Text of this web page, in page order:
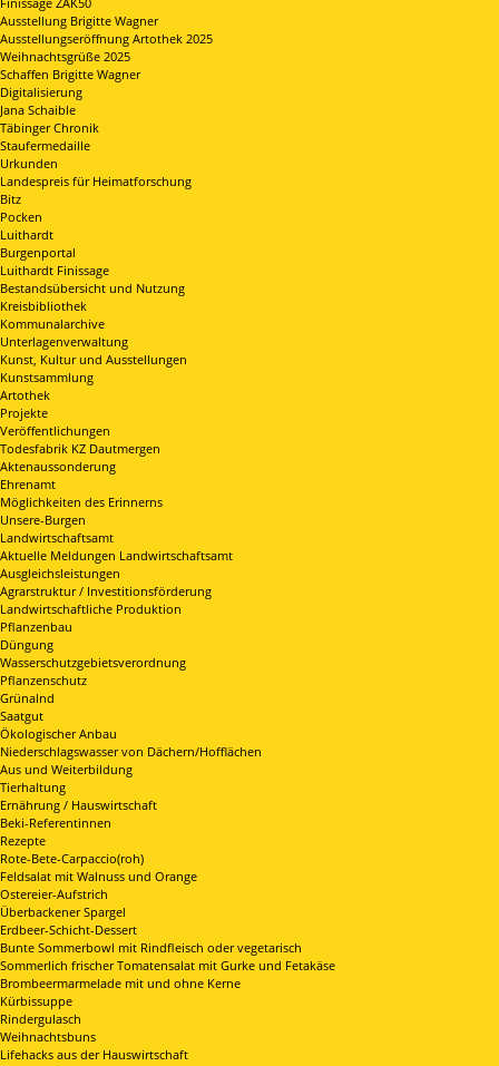
Ausstellung Brigitte Wagner
Ausstellungseröffnung Artothek 2025
Weihnachtsgrüße 2025
Schaffen Brigitte Wagner
Digitalisierung
Jana Schaible
Täbinger Chronik
Staufermedaille
Urkunden
Landespreis für Heimatforschung
Bitz
Pocken
Luithardt
Burgenportal
Luithardt Finissage
Bestandsübersicht und Nutzung
Kreisbibliothek
Kommunalarchive
Unterlagenverwaltung
Kunst, Kultur und Ausstellungen
Kunstsammlung
Artothek
Projekte
Veröffentlichungen
Todesfabrik KZ Dautmergen
Aktenaussonderung
Ehrenamt
Möglichkeiten des Erinnerns
Unsere-Burgen
Landwirtschaftsamt
Aktuelle Meldungen Landwirtschaftsamt
Ausgleichsleistungen
Agrarstruktur / Investitionsförderung
Landwirtschaftliche Produktion
Pflanzenbau
Düngung
Wasserschutzgebietsverordnung
Pflanzenschutz
Grünalnd
Saatgut
Ökologischer Anbau
Niederschlagswasser von Dächern/Hofflächen
Aus und Weiterbildung
Tierhaltung
Ernährung / Hauswirtschaft
Beki-Referentinnen
Rezepte
Rote-Bete-Carpaccio(roh)
Feldsalat mit Walnuss und Orange
Ostereier-Aufstrich
Überbackener Spargel
Erdbeer-Schicht-Dessert
Bunte Sommerbowl mit Rindfleisch oder vegetarisch
Sommerlich frischer Tomatensalat mit Gurke und Fetakäse
Brombeermarmelade mit und ohne Kerne
Kürbissuppe
Rindergulasch
Weihnachtsbuns
Lifehacks aus der Hauswirtschaft